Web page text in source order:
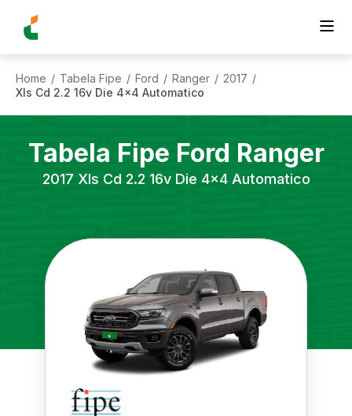
Home / Tabela Fipe / Ford / Ranger / 2017 /
Xls Cd 2.2 16v Die 4x4 Automatico
Tabela Fipe Ford Ranger
2017 Xls Cd 2.2 16v Die 4x4 Automatico